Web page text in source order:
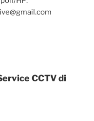
CCTV DI JAMBI